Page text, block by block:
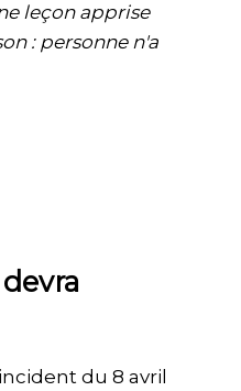
leçon apprise
: personne n'a
du 8 avril